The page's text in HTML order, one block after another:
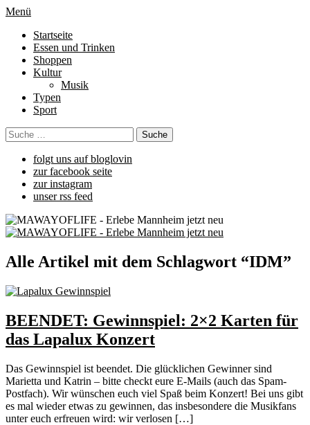
Menü
Startseite
Essen und Trinken
Shoppen
Kultur
Musik
Typen
Sport
folgt uns auf bloglovin
zur facebook seite
zur instagram
unser rss feed
Alle Artikel mit dem Schlagwort “IDM”
BEENDET: Gewinnspiel: 2×2 Karten für
das Lapalux Konzert
Das Gewinnspiel ist beendet. Die glücklichen Gewinner sind
Marietta und Katrin – bitte checkt eure E-Mails (auch das Spam-
Postfach). Wir wünschen euch viel Spaß beim Konzert! Bei uns gibt
es mal wieder etwas zu gewinnen, das insbesondere die Musikfans
unter euch erfreuen wird: wir verlosen […]